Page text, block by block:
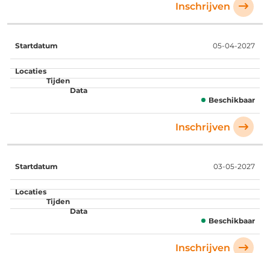
Inschrijven
05-04-2027
Beschikbaar
Inschrijven
03-05-2027
Beschikbaar
Inschrijven